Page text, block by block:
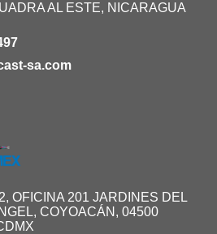
AL ESTE, NICARAGUA
sa.com
OFICINA 201 JARDINES DEL
COYOACÁN, 04500